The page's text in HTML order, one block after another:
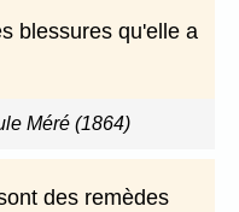
blessures qu'elle a
Méré (1864)
des remèdes